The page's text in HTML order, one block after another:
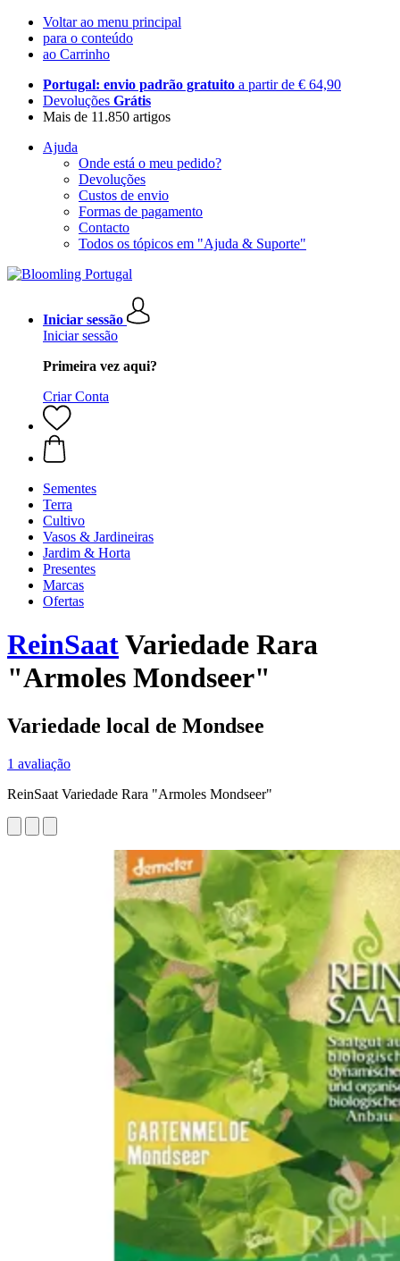
Voltar ao menu principal
para o conteúdo
ao Carrinho
Portugal: envio padrão gratuito a partir de € 64,90
Devoluções Grátis
Mais de 11.850 artigos
Ajuda
Onde está o meu pedido?
Devoluções
Custos de envio
Formas de pagamento
Contacto
Todos os tópicos em "Ajuda & Suporte"
Iniciar sessão
Iniciar sessão
Primeira vez aqui?
Criar Conta
Sementes
Terra
Cultivo
Vasos & Jardineiras
Jardim & Horta
Presentes
Marcas
Ofertas
ReinSaatVariedade Rara
"Armoles Mondseer"
Variedade local de Mondsee
1 avaliação
ReinSaat Variedade Rara "Armoles Mondseer"